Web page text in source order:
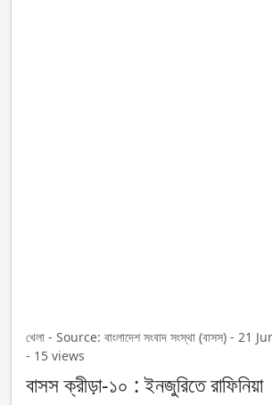
খেলা - Source: বাংলাদেশ সংবাদ সংস্থা (বাসস) -
- 15 views
বাসস ক্রীড়া-১০ : ইনজুরিতে রাফিনিয়া